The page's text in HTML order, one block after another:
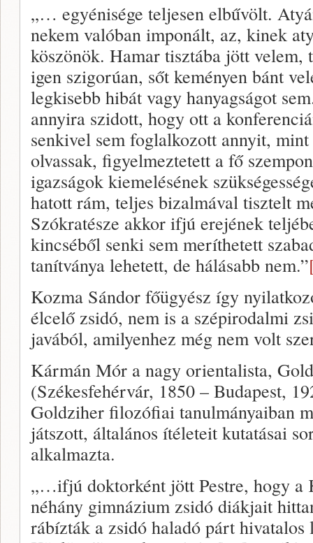
„… egyénisége teljesen elbűvölt.
nekem valóban imponált, az, kinek
köszönök. Hamar tisztába jött velem,
igen szigorúan, sőt keményen bánt
legkisebb hibát vagy hanyagságot
annyira szidott, hogy ott a
senkivel sem foglalkozott annyit,
olvassak, figyelmeztetett a fő
igazságok kiemelésének
hatott rám, teljes bizalmával tisztelt
Szókratésze akkor ifjú erejének
kincséből senki sem meríthetett
tanítványa lehetett, de hálásabb nem.”
Kozma Sándor főügyész így
élcelő zsidó, nem is a szépirodalmi
javából, amilyenhez még nem volt
Kármán Mór a nagy orientalista,
(Székesfehérvár, 1850 – Budapest,
Goldziher filozófiai tanulmányaiban
játszott, általános ítéleteit kutatásai
alkalmazta.
„…ifjú doktorként jött Pestre, hogy a
néhány gimnázium zsidó diákjait
rábízták a zsidó haladó párt